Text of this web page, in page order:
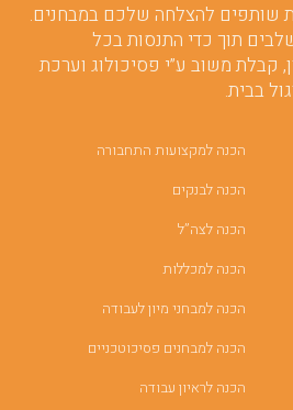
שותפים להצלחה שלכם במבחנים.
תוך כדי התנסות בכל
קבלת משוב ע”י פסיכולוג וערכת
בבית.
הכנה למקצועות התחבורה
הכנה לבנקים
הכנה לצה”ל
הכנה למכללות
הכנה למבחני מיון לעבודה
הכנה למבחנים פסיכוטכניים
הכנה לראיון עבודה